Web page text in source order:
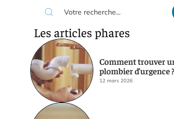
Les articles phares
Comment trouver
plombier d’urgence ?
12 mars 2026